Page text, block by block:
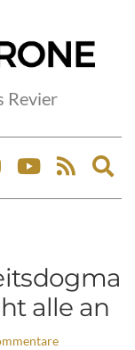
Revier
alle an